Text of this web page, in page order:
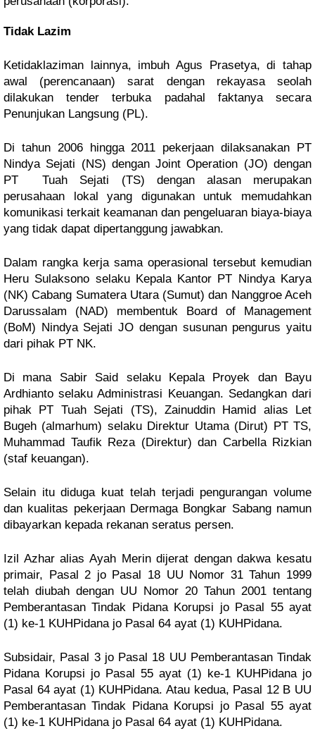
Tidak Lazim
Ketidaklaziman lainnya, imbuh Agus Prasetya, di tahap
awal (perencanaan) sarat dengan rekayasa seolah
dilakukan tender terbuka padahal faktanya secara
Penunjukan Langsung (PL).
Di tahun 2006 hingga 2011 pekerjaan dilaksanakan PT
Nindya Sejati (NS) dengan Joint Operation (JO) dengan
PT Tuah Sejati (TS) dengan alasan merupakan
perusahaan lokal yang digunakan untuk memudahkan
komunikasi terkait keamanan dan pengeluaran biaya-biaya
yang tidak dapat dipertanggung jawabkan.
Dalam rangka kerja sama operasional tersebut kemudian
Heru Sulaksono selaku Kepala Kantor PT Nindya Karya
(NK) Cabang Sumatera Utara (Sumut) dan Nanggroe Aceh
Darussalam (NAD) membentuk Board of Management
(BoM) Nindya Sejati JO dengan susunan pengurus yaitu
dari pihak PT NK.
Di mana Sabir Said selaku Kepala Proyek dan Bayu
Ardhianto selaku Administrasi Keuangan. Sedangkan dari
pihak PT Tuah Sejati (TS), Zainuddin Hamid alias Let
Bugeh (almarhum) selaku Direktur Utama (Dirut) PT TS,
Muhammad Taufik Reza (Direktur) dan Carbella Rizkian
(staf keuangan).
Selain itu diduga kuat telah terjadi pengurangan volume
dan kualitas pekerjaan Dermaga Bongkar Sabang namun
dibayarkan kepada rekanan seratus persen.
Izil Azhar alias Ayah Merin dijerat dengan dakwa kesatu
primair, Pasal 2 jo Pasal 18 UU Nomor 31 Tahun 1999
telah diubah dengan UU Nomor 20 Tahun 2001 tentang
Pemberantasan Tindak Pidana Korupsi jo Pasal 55 ayat
(1) ke-1 KUHPidana jo Pasal 64 ayat (1) KUHPidana.
Subsidair, Pasal 3 jo Pasal 18 UU Pemberantasan Tindak
Pidana Korupsi jo Pasal 55 ayat (1) ke-1 KUHPidana jo
Pasal 64 ayat (1) KUHPidana. Atau kedua, Pasal 12 B UU
Pemberantasan Tindak Pidana Korupsi jo Pasal 55 ayat
(1) ke-1 KUHPidana jo Pasal 64 ayat (1) KUHPidana.